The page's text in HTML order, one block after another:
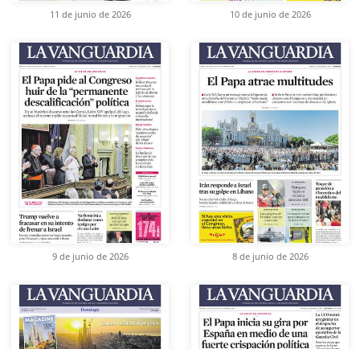
11 de junio de 2026 10 de junio de 2026
9 de junio de 2026 8 de junio de 2026